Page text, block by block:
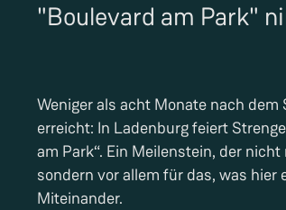
"Boulevard am Park"
Weniger als acht Monate nach
erreicht: In Ladenburg feiert
am Park“. Ein Meilenstein, der
sondern vor allem für das, was
Miteinander.